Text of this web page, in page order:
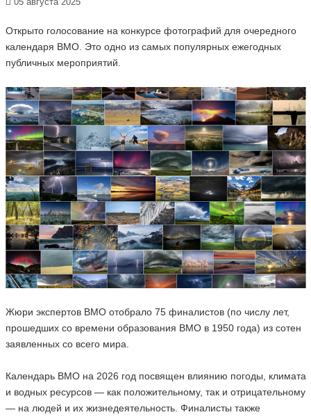
Открыто голосование на конкурсе фотографий для очередного
календаря ВМО. Это одно из самых популярных ежегодных
публичных мероприятий.
Жюри экспертов ВМО отобрало 75 финалистов (по числу лет,
прошедших со времени образования ВМО в 1950 года) из сотен
заявленных со всего мира.
Календарь ВМО на 2026 год посвящен влиянию погоды, климата
и водных ресурсов — как положительному, так и отрицательному
— на людей и их жизнедеятельность. Финалисты также